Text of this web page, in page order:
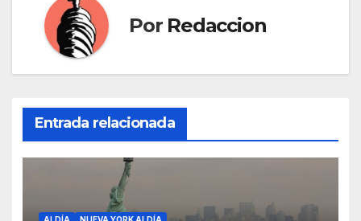
Por Redaccion
Entrada relacionada